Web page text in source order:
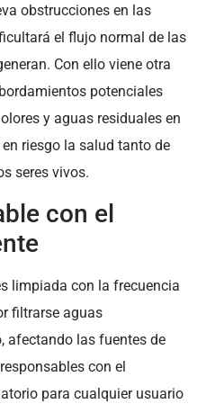
obstrucciones en las
el flujo normal de las
Con ello viene otra
potenciales
y aguas residuales en
riesgo la salud tanto de
seres vivos.
con el
limpiada con la frecuencia
filtrarse aguas
afectando las fuentes de
con el
para cualquier usuario